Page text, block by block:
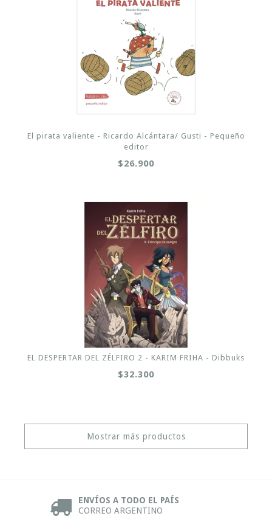
El pirata valiente - Ricardo Alcántara/ Gusti - Pequeño
editor
$26.900
EL DESPERTAR DEL ZÉLFIRO 2 - KARIM FRIHA - Dibbuks
$32.300
Mostrar más productos
ENVÍOS A TODO EL PAÍS
CORREO ARGENTINO